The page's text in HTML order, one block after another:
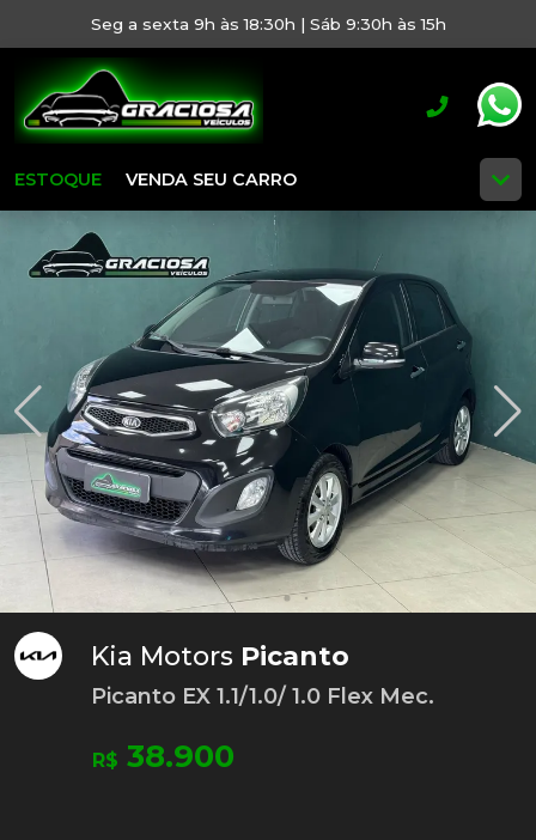
Seg a sexta 9h às 18:30h | Sáb 9:30h às 15h
ESTOQUE VENDA SEU CARRO
Kia Motors Picanto
Picanto EX 1.1/1.0/ 1.0 Flex Mec.
R$ 38.900